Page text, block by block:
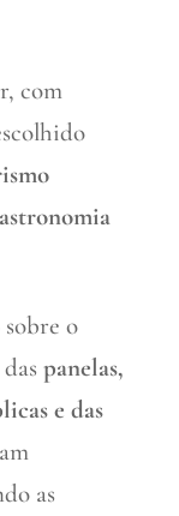
com
o
panelas,
e das
as